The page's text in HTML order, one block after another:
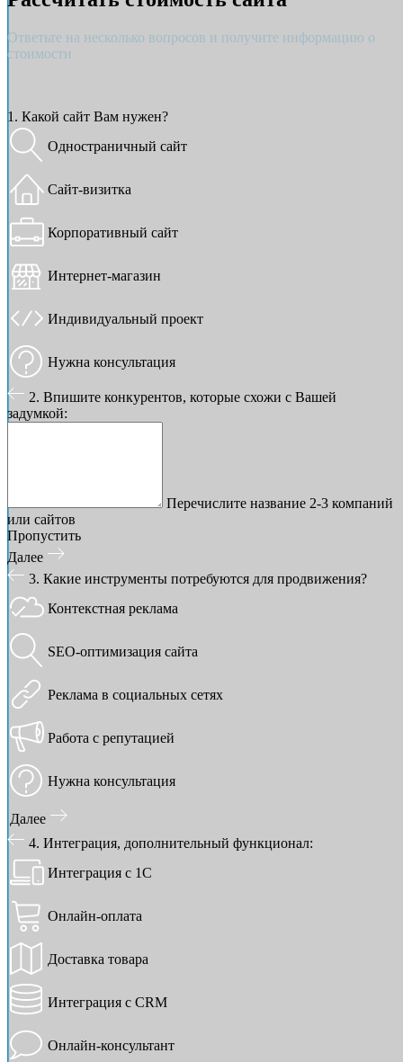
Ответьте на несколько вопросов и получите информацию о
стоимости
1. Какой сайт Вам нужен?
Одностраничный сайт
Сайт-визитка
Корпоративный сайт
Интернет-магазин
Индивидуальный проект
Нужна консультация
2. Впишите конкурентов, которые схожи с Вашей
задумкой:
Перечислите название 2-3 компаний
или сайтов
Пропустить
Далее
3. Какие инструменты потребуются для продвижения?
Контекстная реклама
SEO-оптимизация сайта
Реклама в социальных сетях
Работа с репутацией
Нужна консультация
Далее
4. Интеграция, дополнительный функционал:
Интеграция с 1С
Онлайн-оплата
Доставка товара
Интеграция с CRM
Онлайн-консультант